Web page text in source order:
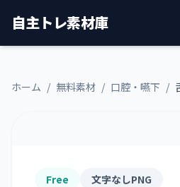
自主トレ素材庫
ホーム / 無料素材 / 口腔・嚥下 /
Free 文字なしPNG